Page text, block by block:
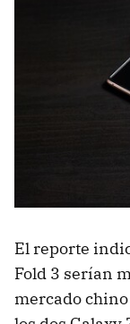
El reporte
Fold 3 serían
mercado